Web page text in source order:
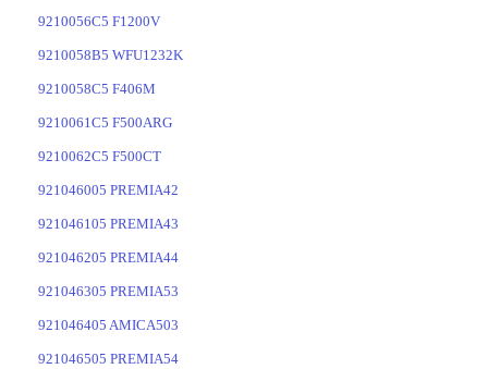
9210056C5 F1200V
9210058B5 WFU1232K
9210058C5 F406M
9210061C5 F500ARG
9210062C5 F500CT
921046005 PREMIA42
921046105 PREMIA43
921046205 PREMIA44
921046305 PREMIA53
921046405 AMICA503
921046505 PREMIA54